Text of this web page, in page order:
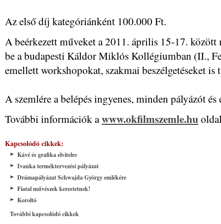
Az első díj kategóriánként 100.000 Ft.
A beérkezett műveket a 2011. április 15-17. között
be a budapesti Káldor Miklós Kollégiumban (II.,
emellett workshopokat, szakmai beszélgetéseket is
A szemlére a belépés ingyenes, minden pályázót
További információk awww.okfilmszemle.hu
Kapcsolódó cikkek:
Kávé és grafika elvitelre
Ivanka terméktervezési pályázat
Drámapályázat Schwajda György emlékére
Fiatal művészek kerestetnek!
Koroltó
További kapcsolódó cikkek